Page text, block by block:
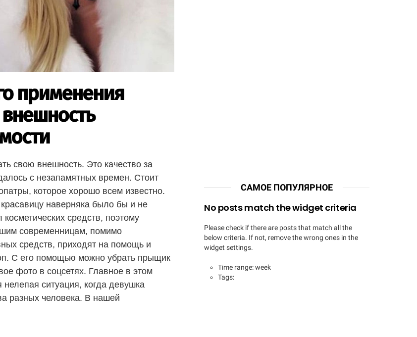
применения
свою внешность. Это качество за
с незапамятных времен. Стоит
которое хорошо всем известно.
наверняка было бы и не
средств, поэтому
современницам, помимо
средств, приходят на помощь и
С его помощью можно убрать прыщик
фото в соцсетях. Главное в этом
ситуация, когда девушка
разных человека. В нашей
САМОЕ ПОПУЛЯРНОЕ
No posts match the widget criteria
Please check if there are posts that match all the
below criteria. If not, remove the wrong ones in the
widget settings.
Time range: week
Tags: